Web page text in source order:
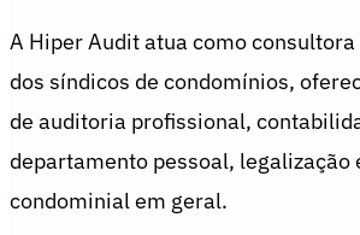
A Hiper Audit atua como
dos síndicos de condomínios,
de auditoria profissional,
departamento pessoal, legalização
condominial em geral.